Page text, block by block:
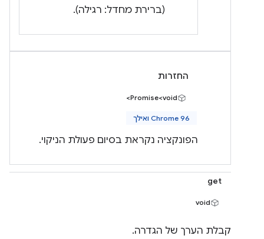
(ברירת מחדל: רגילה).
החזרות
Promise<void>
Chrome 96 ואילך
הפונקציה נקראת בסיום פעולת הניקוי.
get
void
קבלת הערך של הגדרה.